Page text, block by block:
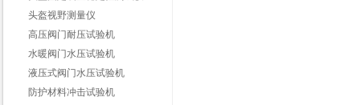
头盔视野测量仪
高压阀门耐压试验机
水暖阀门水压试验机
液压式阀门水压试验机
防护材料冲击试验机